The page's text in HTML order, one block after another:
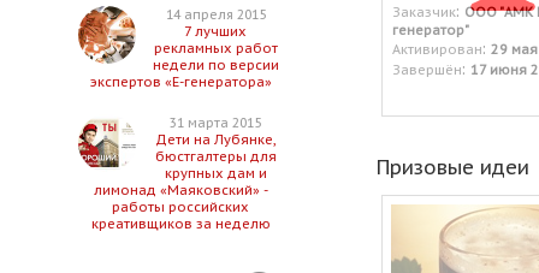
14 апреля 2015
7 лучших
рекламных работ
недели по версии
экспертов «Е-генератора»
31 марта 2015
Дети на Лубянке,
бюстгалтеры для
крупных дам и
лимонад «Маяковский» -
работы российских
креативщиков за неделю
Заказчик: ООО "АМК
генератор"
Активирован: 29
Завершён: 17 июня
Призовые идеи